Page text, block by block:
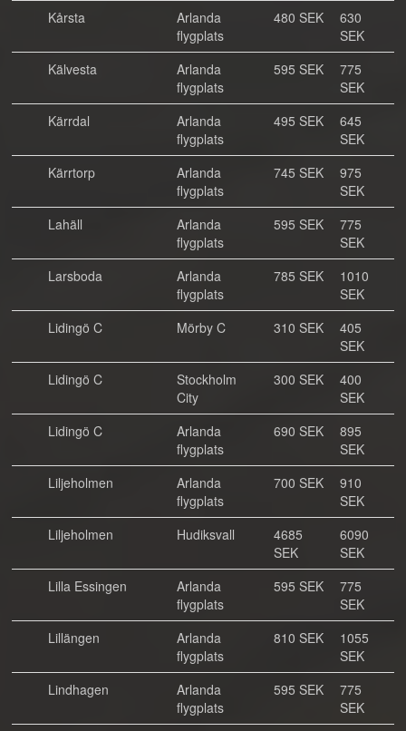
Kårsta
Arlanda
flygplats
480 SEK
630
SEK
Kälvesta
Arlanda
flygplats
595 SEK
775
SEK
Kärrdal
Arlanda
flygplats
495 SEK
645
SEK
Kärrtorp
Arlanda
flygplats
745 SEK
975
SEK
Lahäll
Arlanda
flygplats
595 SEK
775
SEK
Larsboda
Arlanda
flygplats
785 SEK
1010
SEK
Lidingö C
Mörby C 310 SEK
405
SEK
Lidingö C
Stockholm
City
300 SEK
400
SEK
Lidingö C
Arlanda
flygplats
690 SEK
895
SEK
Liljeholmen
Arlanda
flygplats
700 SEK
910
SEK
Liljeholmen
Hudiksvall
4685
SEK
6090
SEK
Lilla Essingen
Arlanda
flygplats
595 SEK
775
SEK
Lillängen
Arlanda
flygplats
810 SEK
1055
SEK
Lindhagen
Arlanda
flygplats
595 SEK
775
SEK